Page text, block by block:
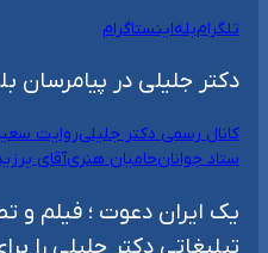
تلگرامبلهاینستاگرام
دکتر جلیلی در پیامرسان
کانال رسمی دکتر جلیلیروایت
ستاد جوانانحامیان هنریآقای
یک ایران دعوت ؛ فیلم و